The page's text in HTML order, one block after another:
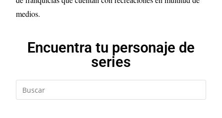
medios.
Encuentra tu personaje de
series